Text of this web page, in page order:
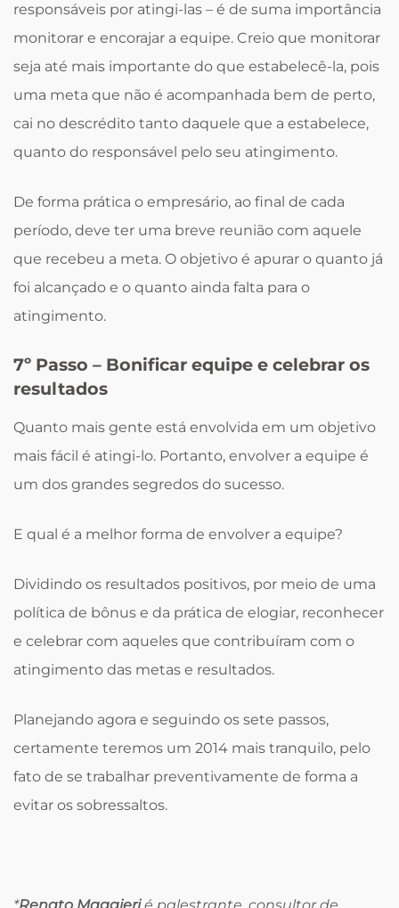
responsáveis por atingi-las – é de suma importância
monitorar e encorajar a equipe. Creio que monitorar
seja até mais importante do que estabelecê-la, pois
uma meta que não é acompanhada bem de perto,
cai no descrédito tanto daquele que a estabelece,
quanto do responsável pelo seu atingimento.
De forma prática o empresário, ao final de cada
período, deve ter uma breve reunião com aquele
que recebeu a meta. O objetivo é apurar o quanto já
foi alcançado e o quanto ainda falta para o
atingimento.
7º Passo – Bonificar equipe e celebrar os
resultados
Quanto mais gente está envolvida em um objetivo
mais fácil é atingi-lo. Portanto, envolver a equipe é
um dos grandes segredos do sucesso.
E qual é a melhor forma de envolver a equipe?
Dividindo os resultados positivos, por meio de uma
política de bônus e da prática de elogiar, reconhecer
e celebrar com aqueles que contribuíram com o
atingimento das metas e resultados.
Planejando agora e seguindo os sete passos,
certamente teremos um 2014 mais tranquilo, pelo
fato de se trabalhar preventivamente de forma a
evitar os sobressaltos.
*Renato Maggierié palestrante, consultor de